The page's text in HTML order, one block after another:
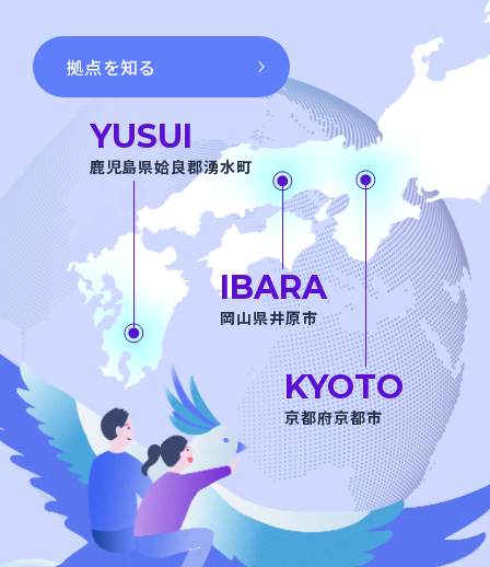
YUSUI
⿅児島県姶良郡湧水町
IBARA
岡山県井原市
KYOTO
京都府京都市
拠点を知る